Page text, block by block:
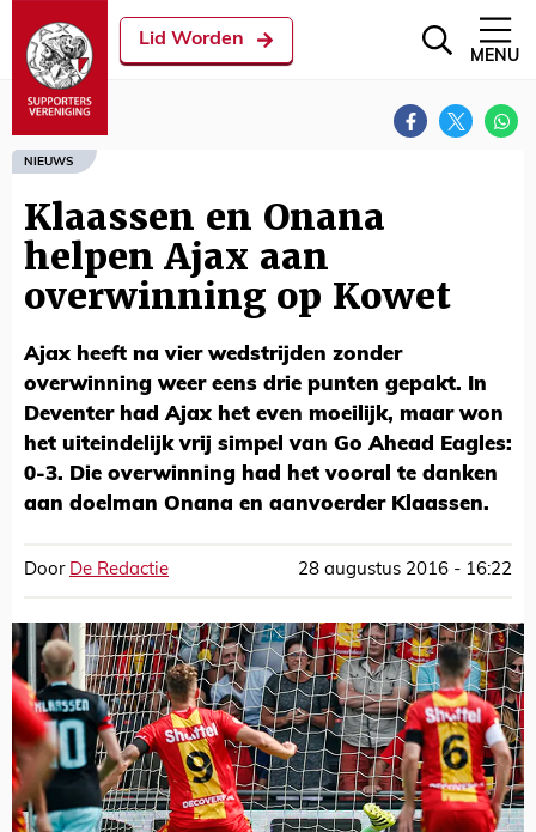
Lid Worden
MENU
NIEUWS
Klaassen en Onana
helpen Ajax aan
overwinning op Kowet
Ajax heeft na vier wedstrijden zonder
overwinning weer eens drie punten gepakt. In
Deventer had Ajax het even moeilijk, maar won
het uiteindelijk vrij simpel van Go Ahead Eagles:
0-3. Die overwinning had het vooral te danken
aan doelman Onana en aanvoerder Klaassen.
Door De Redactie 28 augustus 2016 - 16:22